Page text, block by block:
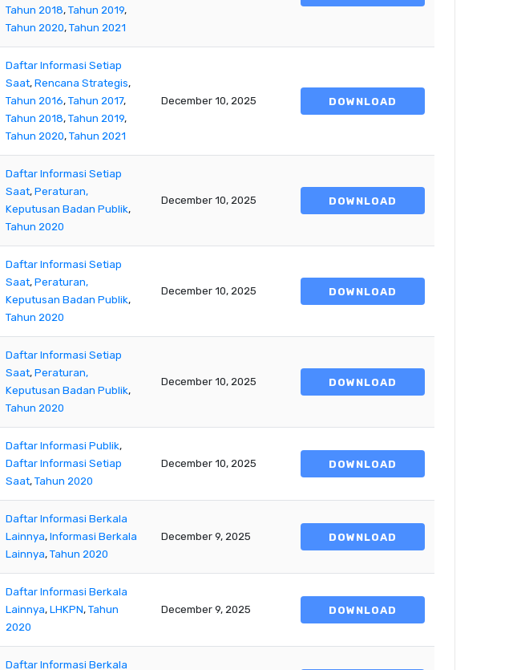
Tahun 2018, Tahun 2019,
Tahun 2020, Tahun 2021
Daftar Informasi Setiap
Saat, Rencana Strategis,
Tahun 2016, Tahun 2017,
Tahun 2018, Tahun 2019,
Tahun 2020, Tahun 2021
December 10, 2025 DOWNLOAD
Daftar Informasi Setiap
Saat, Peraturan,
Keputusan Badan Publik,
Tahun 2020
December 10, 2025 DOWNLOAD
Daftar Informasi Setiap
Saat, Peraturan,
Keputusan Badan Publik,
Tahun 2020
December 10, 2025 DOWNLOAD
Daftar Informasi Setiap
Saat, Peraturan,
Keputusan Badan Publik,
Tahun 2020
December 10, 2025 DOWNLOAD
Daftar Informasi Publik,
Daftar Informasi Setiap
Saat, Tahun 2020
December 10, 2025 DOWNLOAD
Daftar Informasi Berkala
Lainnya, Informasi Berkala
Lainnya, Tahun 2020
December 9, 2025 DOWNLOAD
Daftar Informasi Berkala
Lainnya, LHKPN, Tahun
2020
December 9, 2025 DOWNLOAD
Daftar Informasi Berkala